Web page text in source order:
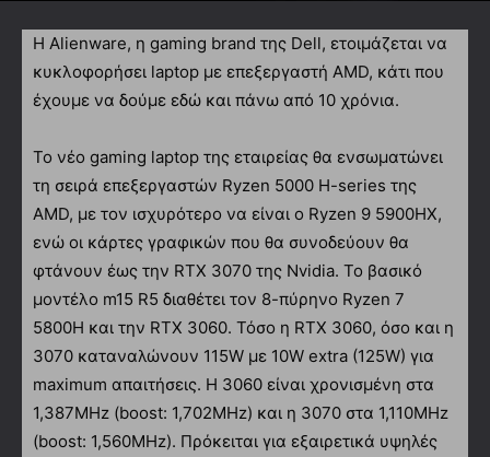
H Alienware, η gaming brand της Dell, ετοιμάζεται να
κυκλοφορήσει laptop με επεξεργαστή AMD, κάτι που
έχουμε να δούμε εδώ και πάνω από 10 χρόνια.
Το νέο gaming laptop της εταιρείας θα ενσωματώνει
τη σειρά επεξεργαστών Ryzen 5000 H-series της
AMD, με τον ισχυρότερο να είναι ο Ryzen 9 5900HX,
ενώ οι κάρτες γραφικών που θα συνοδεύουν θα
φτάνουν έως την RTX 3070 της Nvidia. Το βασικό
μοντέλο m15 R5 διαθέτει τον 8-πύρηνο Ryzen 7
5800H και την RTX 3060. Τόσο η RTX 3060, όσο και η
3070 καταναλώνουν 115W με 10W extra (125W) για
maximum απαιτήσεις. Η 3060 είναι χρονισμένη στα
1,387MHz (boost: 1,702MHz) και η 3070 στα 1,110MHz
(boost: 1,560MHz). Πρόκειται για εξαιρετικά υψηλές